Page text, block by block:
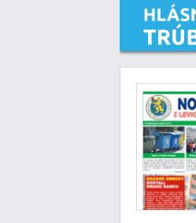
Leaflet| Map